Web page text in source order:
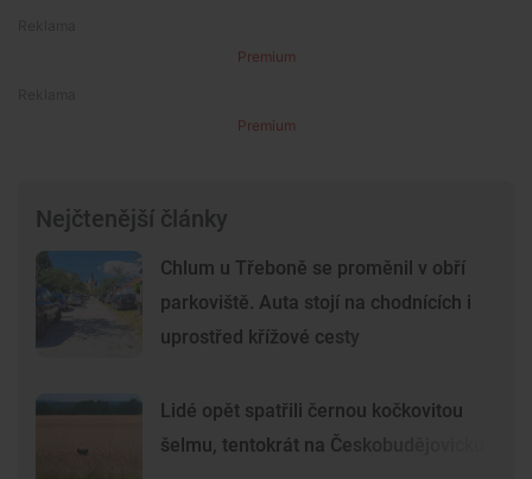
Premium
Premium
Nejčtenější články
Chlum u Třeboně se proměnil v obří
parkoviště. Auta stojí na chodnících i
uprostřed křížové cesty
Lidé opět spatřili černou kočkovitou
šelmu, tentokrát na Českobudějovicku